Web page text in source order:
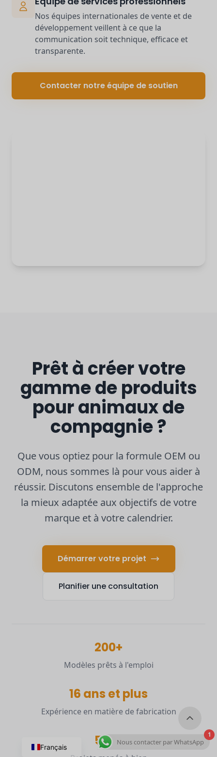
Nos équipes internationales de vente et de
développement veillent à ce que la
communication soit technique, efficace et
transparente.
Contacter notre équipe de soutien
Prêt à créer votre
gamme de produits
pour animaux de
compagnie ?
Que vous optiez pour la formule OEM ou
ODM, nous sommes là pour vous aider à
réussir. Discutons ensemble de l'approche
la mieux adaptée aux objectifs de votre
marque et à votre calendrier.
Démarrer votre projet
Planifier une consultation
200+
Modèles prêts à l'emploi
16 ans et plus
Expérience en matière de fabrication
500+ 1
Nous contacter par WhatsApp
Français